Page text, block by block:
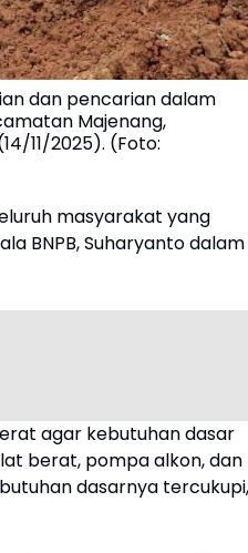
dan pencarian dalam
Majenang,
11/2025). (Foto:
masyarakat yang
BNPB, Suharyanto dalam
agar kebutuhan dasar
berat, pompa alkon, dan
dasarnya